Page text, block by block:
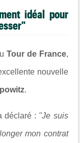
idéal pour
Tour de France,
nouvelle
.
déclaré : "Je suis
mon contrat